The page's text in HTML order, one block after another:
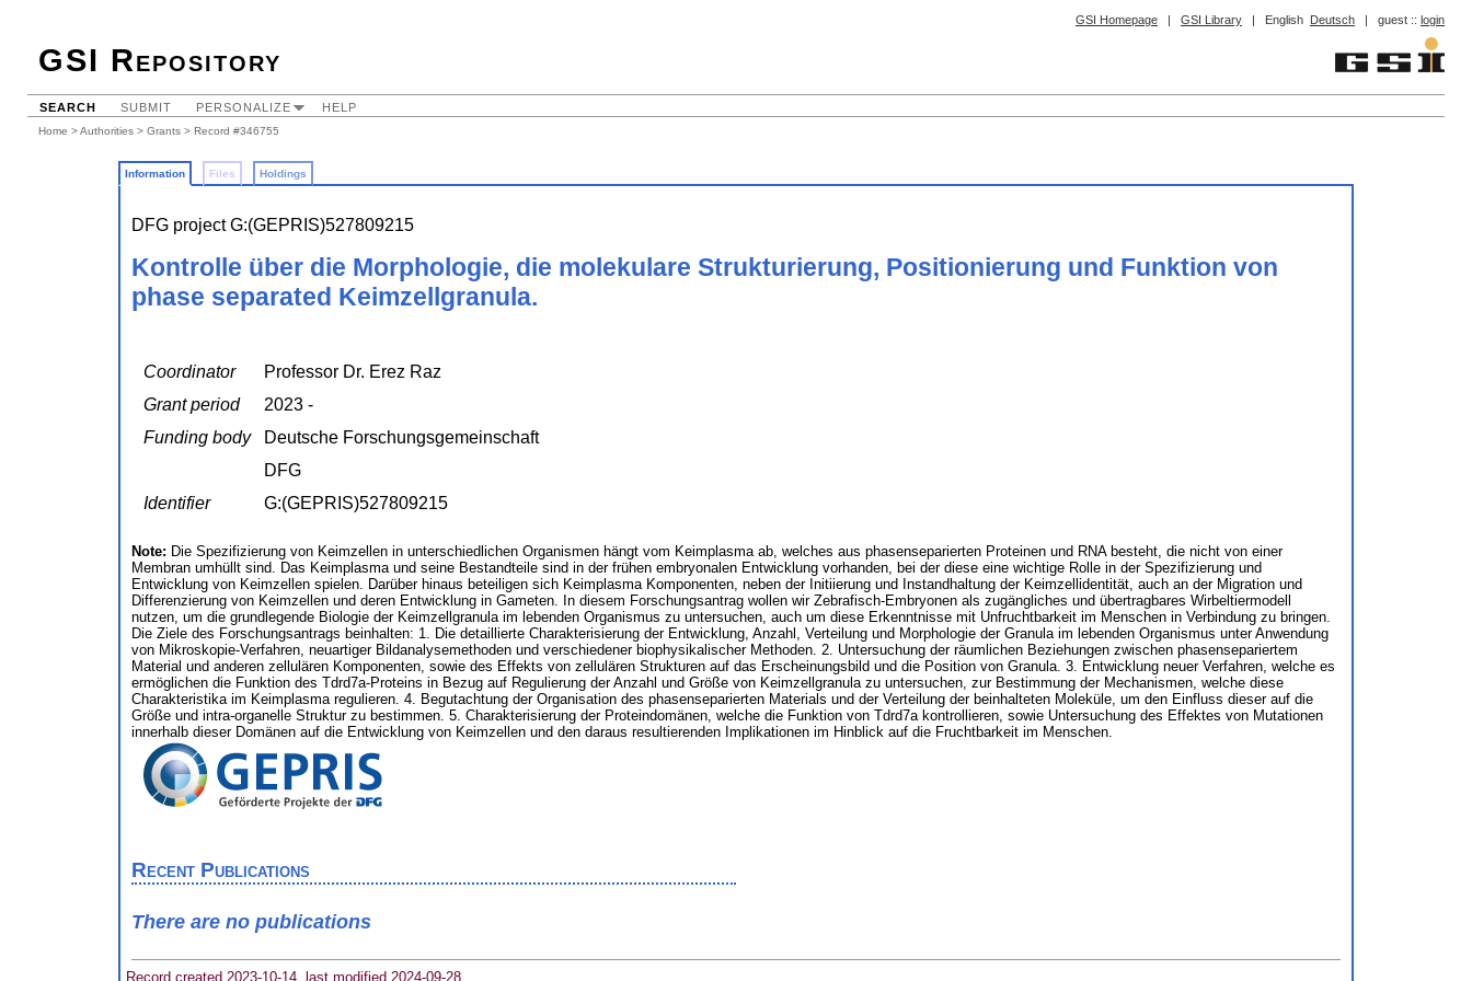
GSI Homepage | GSI Library | English Deutsch | guest :: login
GSI Repository
SEARCH SUBMIT PERSONALIZE HELP
Home >Authorities > Grants > Record #346755
Information Files Holdings
DFG project G:(GEPRIS)527809215
Kontrolle über die Morphologie, die molekulare Strukturierung, Positionierung und Funktion von
phase separated Keimzellgranula.
Coordinator
Professor Dr. Erez Raz
Grant period
2023 -
Funding body
Deutsche Forschungsgemeinschaft
DFG
Identifier
G:(GEPRIS)527809215
Note: Die Spezifizierung von Keimzellen in unterschiedlichen Organismen hängt vom Keimplasma ab, welches aus phasenseparierten Proteinen und RNA besteht, die nicht von einer
Membran umhüllt sind. Das Keimplasma und seine Bestandteile sind in der frühen embryonalen Entwicklung vorhanden, bei der diese eine wichtige Rolle in der Spezifizierung und
Entwicklung von Keimzellen spielen. Darüber hinaus beteiligen sich Keimplasma Komponenten, neben der Initiierung und Instandhaltung der Keimzellidentität, auch an der Migration und
Differenzierung von Keimzellen und deren Entwicklung in Gameten. In diesem Forschungsantrag wollen wir Zebrafisch-Embryonen als zugängliches und übertragbares Wirbeltiermodell
nutzen, um die grundlegende Biologie der Keimzellgranula im lebenden Organismus zu untersuchen, auch um diese Erkenntnisse mit Unfruchtbarkeit im Menschen in Verbindung zu bringen.
Die Ziele des Forschungsantrags beinhalten: 1. Die detaillierte Charakterisierung der Entwicklung, Anzahl, Verteilung und Morphologie der Granula im lebenden Organismus unter Anwendung
von Mikroskopie-Verfahren, neuartiger Bildanalysemethoden und verschiedener biophysikalischer Methoden. 2. Untersuchung der räumlichen Beziehungen zwischen phasensepariertem
Material und anderen zellulären Komponenten, sowie des Effekts von zellulären Strukturen auf das Erscheinungsbild und die Position von Granula. 3. Entwicklung neuer Verfahren, welche es
ermöglichen die Funktion des Tdrd7a-Proteins in Bezug auf Regulierung der Anzahl und Größe von Keimzellgranula zu untersuchen, zur Bestimmung der Mechanismen, welche diese
Charakteristika im Keimplasma regulieren. 4. Begutachtung der Organisation des phasenseparierten Materials und der Verteilung der beinhalteten Moleküle, um den Einfluss dieser auf die
Größe und intra-organelle Struktur zu bestimmen. 5. Charakterisierung der Proteindomänen, welche die Funktion von Tdrd7a kontrollieren, sowie Untersuchung des Effektes von Mutationen
innerhalb dieser Domänen auf die Entwicklung von Keimzellen und den daraus resultierenden Implikationen im Hinblick auf die Fruchtbarkeit im Menschen.
Recent Publications
There are no publications
Record created 2023-10-14, last modified 2024-09-28